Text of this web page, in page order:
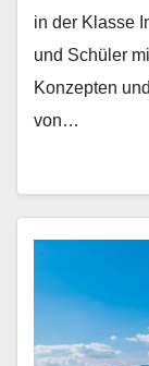
in der Klasse
und Schüler
Konzepten
von…